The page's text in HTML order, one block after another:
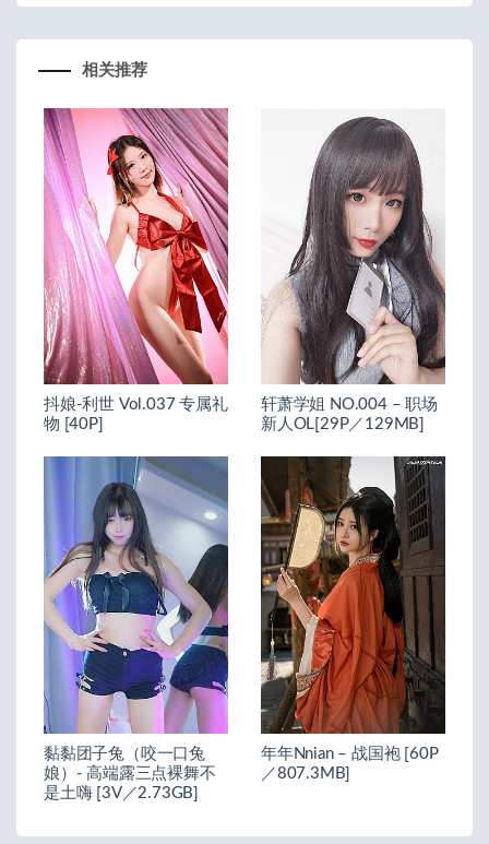
相关推荐
抖娘-利世 Vol.037 专属礼
物 [40P]
轩萧学姐 NO.004 – 职场
新人OL[29P／129MB]
黏黏团子兔（咬一口兔
娘）- 高端露三点裸舞不
是土嗨 [3V／2.73GB]
年年Nnian – 战国袍 [60P
／807.3MB]